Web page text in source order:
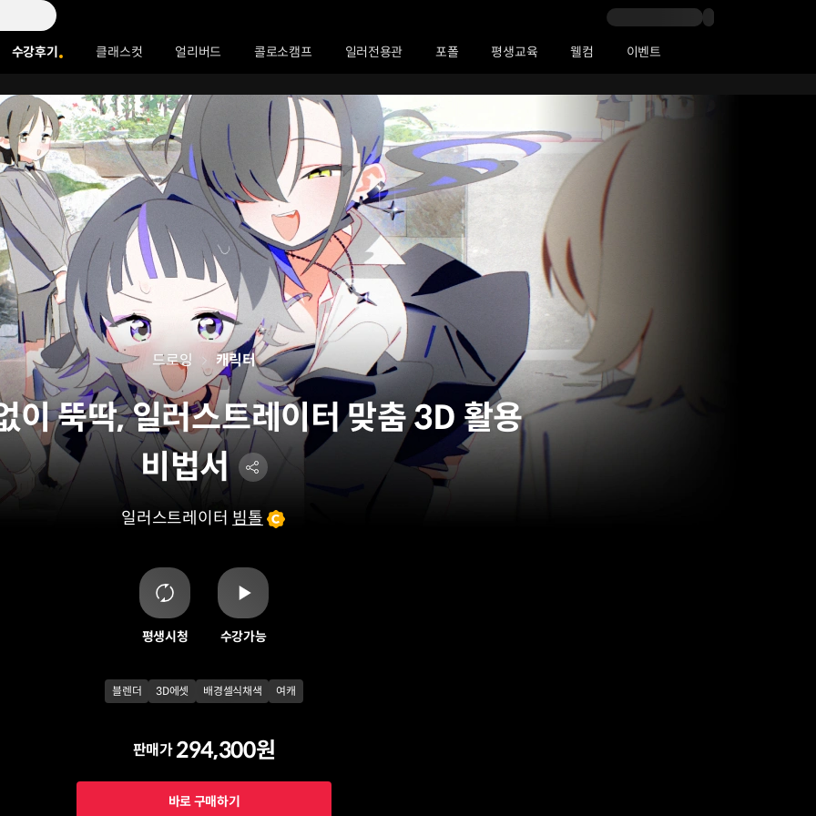
수강후기 클래스컷 얼리버드 콜로소캠프 일러전용관 포폴 평생교육 웰컴 이벤트
이 뚝딱, 일러스트레이터 맞춤 3D 활용
비법서
일러스트레이터 빔톨
드로잉 캐릭터
평생시청 수강가능
블렌더 3D에셋 배경셀식채색 여캐
판매가294,300원
바로 구매하기